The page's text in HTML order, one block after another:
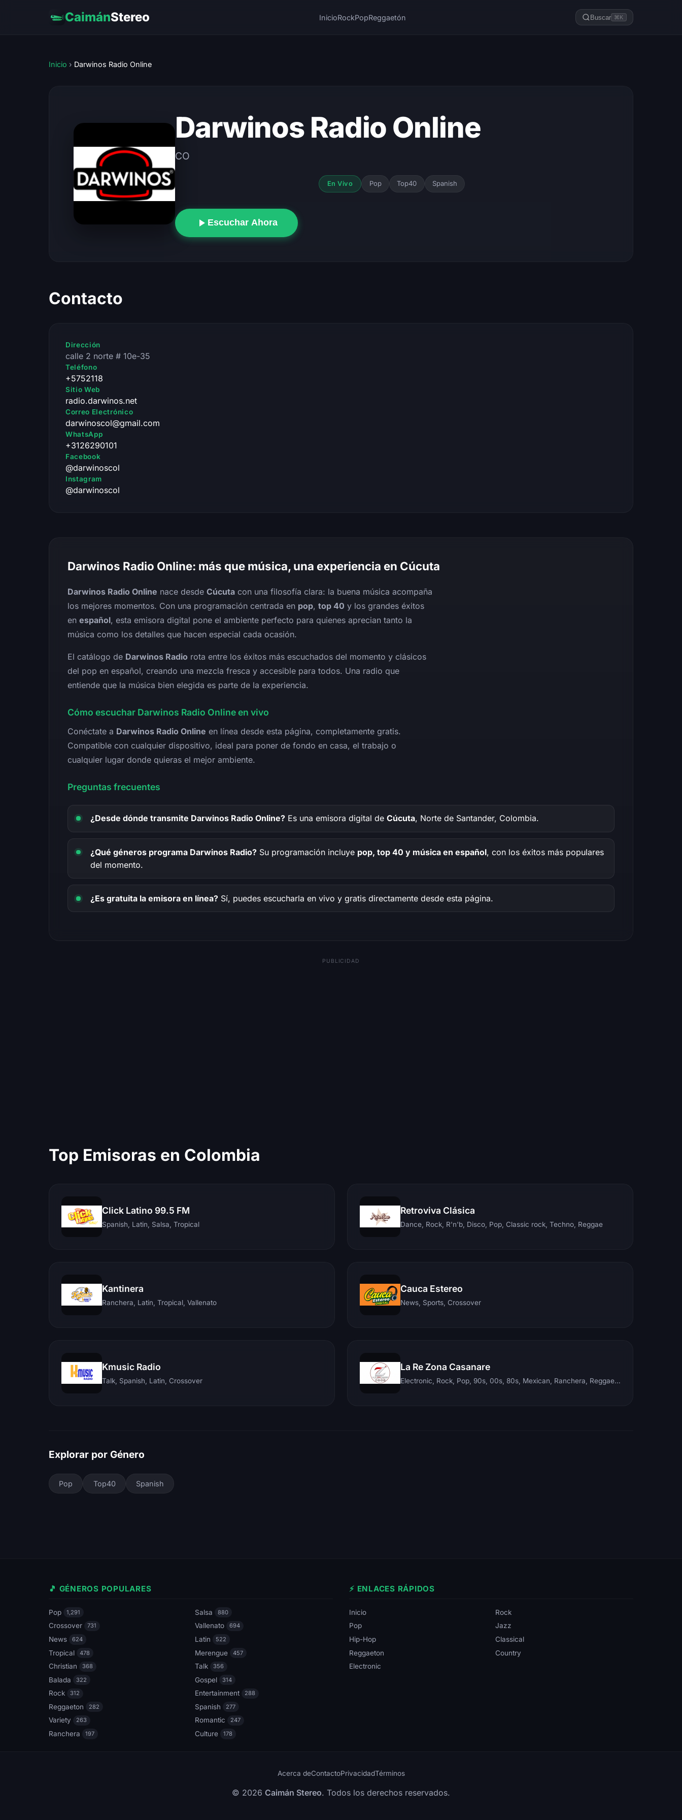
CaimánStereo InicioRockPopReggaetón Buscar ⌘K
Inicio › Darwinos Radio Online
Darwinos Radio Online
CO
En Vivo Pop Top40 Spanish
Escuchar Ahora
Contacto
Dirección
calle 2 norte # 10e-35
Teléfono
+5752118
Sitio Web
radio.darwinos.net
Correo Electrónico
darwinoscol@gmail.com
WhatsApp
+3126290101
Facebook
@darwinoscol
Instagram
@darwinoscol
Darwinos Radio Online: más que música, una experiencia en Cúcuta
Darwinos Radio Online nace desde Cúcuta con una filosofía clara: la buena música acompaña
los mejores momentos. Con una programación centrada en pop, top 40 y los grandes éxitos
en español, esta emisora digital pone el ambiente perfecto para quienes aprecian tanto la
música como los detalles que hacen especial cada ocasión.
El catálogo de Darwinos Radio rota entre los éxitos más escuchados del momento y clásicos
del pop en español, creando una mezcla fresca y accesible para todos. Una radio que
entiende que la música bien elegida es parte de la experiencia.
Cómo escuchar Darwinos Radio Online en vivo
Conéctate a Darwinos Radio Online en línea desde esta página, completamente gratis.
Compatible con cualquier dispositivo, ideal para poner de fondo en casa, el trabajo o
cualquier lugar donde quieras el mejor ambiente.
Preguntas frecuentes
¿Desde dónde transmite Darwinos Radio Online? Es una emisora digital de Cúcuta, Norte de Santander, Colombia.
¿Qué géneros programa Darwinos Radio? Su programación incluye pop, top 40 y música en español, con los éxitos más populares
del momento.
¿Es gratuita la emisora en línea? Sí, puedes escucharla en vivo y gratis directamente desde esta página.
PUBLICIDAD
Top Emisoras en Colombia
Click Latino 99.5 FM
Spanish, Latin, Salsa, Tropical
Retroviva Clásica
Dance, Rock, R'n'b, Disco, Pop, Classic rock, Techno, Reggae
Kantinera
Ranchera, Latin, Tropical, Vallenato
Cauca Estereo
News, Sports, Crossover
Kmusic Radio
Talk, Spanish, Latin, Crossover
La Re Zona Casanare
Electronic, Rock, Pop, 90s, 00s, 80s, Mexican, Ranchera, Reggaeton, Instrumental, Salsa, Merengue, Tropical, Romantic, Vallenato, Llanera
Explorar por Género
Pop Top40 Spanish
🎵 GÉNEROS POPULARES
Pop 1,291 Salsa 880
Crossover 731 Vallenato 694
News 624 Latin 522
Tropical 478 Merengue 457
Christian 368 Talk 356
Balada 322 Gospel 314
Rock 312 Entertainment 288
Reggaeton 282 Spanish 277
Variety 263 Romantic 247
Ranchera 197 Culture 178
⚡ ENLACES RÁPIDOS
Inicio
Rock
Pop
Jazz
Hip-Hop
Classical
Reggaeton
Country
Electronic
Acerca deContactoPrivacidadTérminos
© 2026 Caimán Stereo. Todos los derechos reservados.